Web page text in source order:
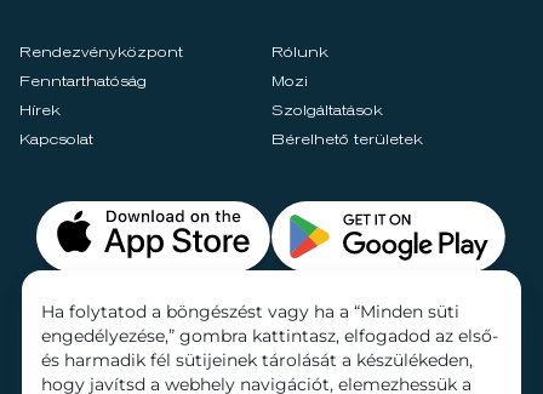
Rendezvényközpont
Rólunk
Fenntarthatóság
Mozi
Hírek
Szolgáltatások
Kapcsolat
Bérelhető területek
Ha folytatod a böngészést vagy ha a “Minden süti
engedélyezése,” gombra kattintasz, elfogadod az első-
és harmadik fél sütijeinek tárolását a készülékeden,
hogy javítsd a webhely navigációt, elemezhessük a